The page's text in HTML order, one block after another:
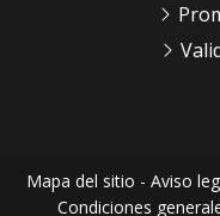
Mapa del sitio - Aviso
Condiciones